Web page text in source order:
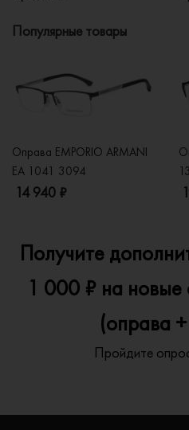
Популярные товары
Оправа EMPORIO ARMANI
EA 1041 3094
14 940 ₽
Получите
1 000 ₽ на новые
(оправа
Пройдите